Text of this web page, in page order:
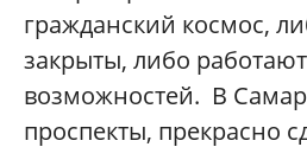
гражданский космос,
закрыты, либо
возможностей. В
проспекты, прекрасно